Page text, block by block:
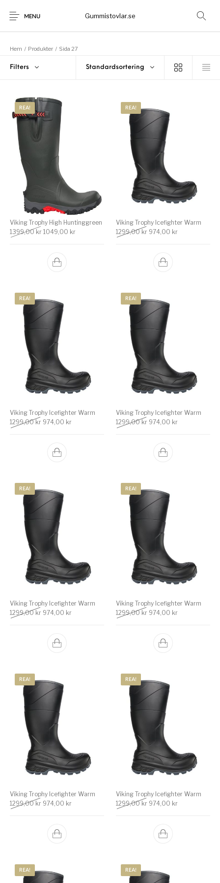
MENU Gummistovlar.se
Gummistövlar Okategoriserad
Hem / Produkter / Sida 27
Filters Standardsortering
REA!
Viking Trophy High Huntinggreen
1399,00 kr Det ursprungliga priset var: 1399,00 kr.
1049,00 krDet nuvarande priset är: 1049,00 kr.
REA!
Viking Trophy Icefighter Warm
1299,00kr Det ursprungliga priset
974,00 krDet
REA!
Viking Trophy Icefighter Warm
1299,00 kr Det ursprungliga priset var: 1299,00 kr.
974,00 krDet nuvarande priset är: 974,00 kr.
REA!
Viking Trophy Icefighter Warm
1299,00 kr Det ursprungliga priset
974,00 krDet
REA!
Viking Trophy Icefighter Warm
1299,00 kr Det ursprungliga priset var: 1299,00 kr.
974,00 krDet nuvarande priset är: 974,00 kr.
REA!
Viking Trophy Icefighter Warm
1299,00 kr Det ursprungliga priset
974,00 krDet
REA!
Viking Trophy Icefighter Warm
1299,00kr Det ursprungliga priset var: 1299,00 kr.
974,00 krDet nuvarande priset är: 974,00 kr.
REA!
Viking Trophy Icefighter Warm
1299,00kr Det ursprungliga priset
974,00 krDet
REA! REA!